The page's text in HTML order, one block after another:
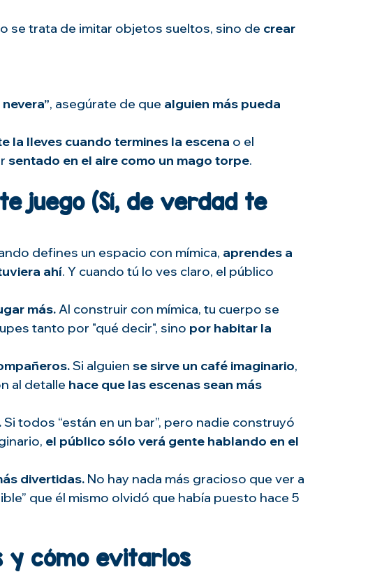
se trata de imitar objetos sueltos, sino de crear
, asegúrate de que alguien más pueda
la lleves cuando termines la escena o el
sentado en el aire como un mago torpe.
juego (Sí, de verdad te
defines un espacio con mímica, aprendes a
ahí. Y cuando tú lo ves claro, el público
más. Al construir con mímica, tu cuerpo se
tanto por "qué decir", sino por habitar la
Si alguien se sirve un café imaginario,
al detalle hace que las escenas sean más
Si todos “están en un bar”, pero nadie construyó
el público sólo verá gente hablando en el
divertidas. No hay nada más gracioso que ver a
que él mismo olvidó que había puesto hace 5
y cómo evitarlos